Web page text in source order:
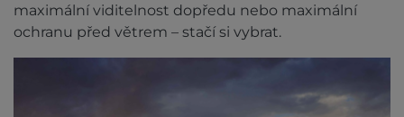
maximální viditelnost dopředu nebo maximální
ochranu před větrem – stačí si vybrat.